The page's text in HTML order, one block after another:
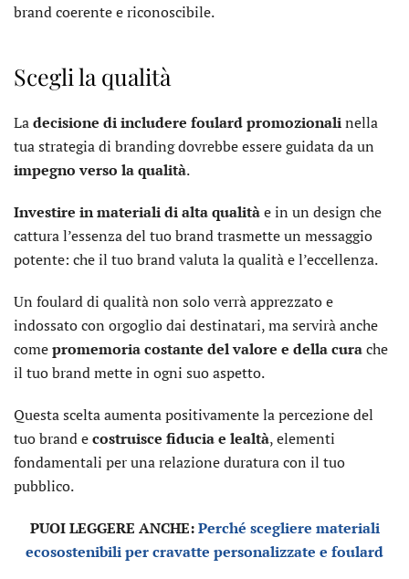
brand coerente e riconoscibile.
Scegli la qualità
Ladecisione di includere foulard promozionalinella
tua strategia di branding dovrebbe essere guidata da un
impegno verso la qualità.
Investire in materiali di alta qualitàe in un design che
cattura l’essenza del tuo brand trasmette un messaggio
potente: che il tuo brand valuta la qualità e l’eccellenza.
Un foulard di qualità non solo verrà apprezzato e
indossato con orgoglio dai destinatari, ma servirà anche
comepromemoria costante del valore e della curache
il tuo brand mette in ogni suo aspetto.
Questa scelta aumenta positivamente la percezione del
tuo brand ecostruisce fiducia e lealtà, elementi
fondamentali per una relazione duratura con il tuo
pubblico.
PUOI LEGGERE ANCHE:Perché scegliere materiali
ecosostenibili per cravatte personalizzate e foulard